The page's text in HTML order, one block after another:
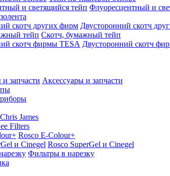
Флуоресцентный и
Двусторонний скотч
Скотч, бумажный тейп
Двусторонний скотч
Аксессуары и запчасти
Chris James
Filters
Rosco E-Colour+
Rosco SuperGel и Cinegel
Фильтры в нарезку